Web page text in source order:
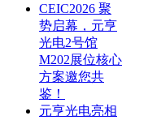
CEIC2026 聚
势启幕，元亨
光电2号馆
M202展位核心
方案邀您共
鉴！
元亨光电亮相